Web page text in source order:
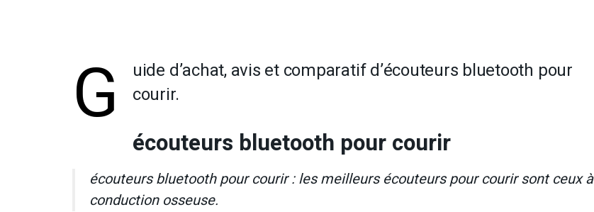
G
uide d’achat, avis et comparatif d’écouteurs bluetooth pour
courir.
écouteurs bluetooth pour courir
écouteurs bluetooth pour courir : les meilleurs écouteurs pour courir sont ceux à
conduction osseuse.